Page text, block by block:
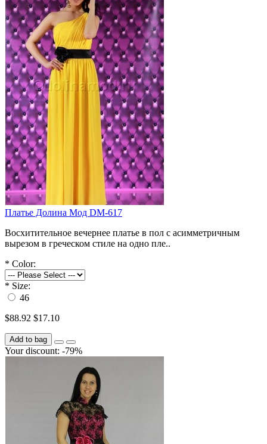
Платье Долина Мод DM-617
Восхитительное вечернее платье в пол с асимметричным
вырезом в греческом стиле на одно пле..
* Color:
* Size:
46
$88.92 $17.10
Add to bag
Your discount: -79%